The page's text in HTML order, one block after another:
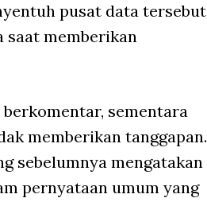
pusat data tersebut
saat memberikan
sementara
memberikan tanggapan.
sebelumnya mengatakan
pernyataan umum yang